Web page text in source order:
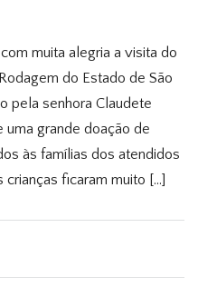
muita alegria a visita do
do Estado de São
pela senhora Claudete
uma grande doação de
às famílias dos atendidos
ficaram muito […]